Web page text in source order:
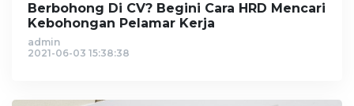
Berbohong Di CV? Begini Cara HRD Mencari
Kebohongan Pelamar Kerja
admin
2021-06-03 15:38:38